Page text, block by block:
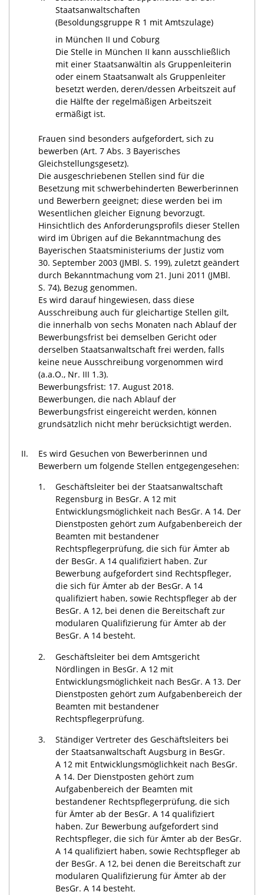
Staatsanwaltschaften
(Besoldungsgruppe R 1 mit Amtszulage)
in München II und Coburg
Die Stelle in München II kann ausschließlich
mit einer Staatsanwältin als Gruppenleiterin
oder einem Staatsanwalt als Gruppenleiter
besetzt werden, deren/dessen Arbeitszeit auf
die Hälfte der regelmäßigen Arbeitszeit
ermäßigt ist.
Frauen sind besonders aufgefordert, sich zu
bewerben (Art. 7 Abs. 3 Bayerisches
Gleichstellungsgesetz).
Die ausgeschriebenen Stellen sind für die
Besetzung mit schwerbehinderten Bewerberinnen
und Bewerbern geeignet; diese werden bei im
Wesentlichen gleicher Eignung bevorzugt.
Hinsichtlich des Anforderungsprofils dieser Stellen
wird im Übrigen auf die Bekanntmachung des
Bayerischen Staatsministeriums der Justiz vom
30. September 2003 (JMBl. S. 199), zuletzt geändert
durch Bekanntmachung vom 21. Juni 2011 (JMBl.
S. 74), Bezug genommen.
Es wird darauf hingewiesen, dass diese
Ausschreibung auch für gleichartige Stellen gilt,
die innerhalb von sechs Monaten nach Ablauf der
Bewerbungsfrist bei demselben Gericht oder
derselben Staatsanwaltschaft frei werden, falls
keine neue Ausschreibung vorgenommen wird
(a.a.O., Nr. III 1.3).
Bewerbungsfrist: 17. August 2018.
Bewerbungen, die nach Ablauf der
Bewerbungsfrist eingereicht werden, können
grundsätzlich nicht mehr berücksichtigt werden.
II.
Es wird Gesuchen von Bewerberinnen und
Bewerbern um folgende Stellen entgegengesehen:
1.
Geschäftsleiter bei der Staatsanwaltschaft
Regensburg in BesGr. A 12 mit
Entwicklungsmöglichkeit nach BesGr. A 14. Der
Dienstposten gehört zum Aufgabenbereich der
Beamten mit bestandener
Rechtspflegerprüfung, die sich für Ämter ab
der BesGr. A 14 qualifiziert haben. Zur
Bewerbung aufgefordert sind Rechtspfleger,
die sich für Ämter ab der BesGr. A 14
qualifiziert haben, sowie Rechtspfleger ab der
BesGr. A 12, bei denen die Bereitschaft zur
modularen Qualifizierung für Ämter ab der
BesGr. A 14 besteht.
2.
Geschäftsleiter bei dem Amtsgericht
Nördlingen in BesGr. A 12 mit
Entwicklungsmöglichkeit nach BesGr. A 13. Der
Dienstposten gehört zum Aufgabenbereich der
Beamten mit bestandener
Rechtspflegerprüfung.
3.
Ständiger Vertreter des Geschäftsleiters bei
der Staatsanwaltschaft Augsburg in BesGr.
A 12 mit Entwicklungsmöglichkeit nach BesGr.
A 14. Der Dienstposten gehört zum
Aufgabenbereich der Beamten mit
bestandener Rechtspflegerprüfung, die sich
für Ämter ab der BesGr. A 14 qualifiziert
haben. Zur Bewerbung aufgefordert sind
Rechtspfleger, die sich für Ämter ab der BesGr.
A 14 qualifiziert haben, sowie Rechtspfleger ab
der BesGr. A 12, bei denen die Bereitschaft zur
modularen Qualifizierung für Ämter ab der
BesGr. A 14 besteht.